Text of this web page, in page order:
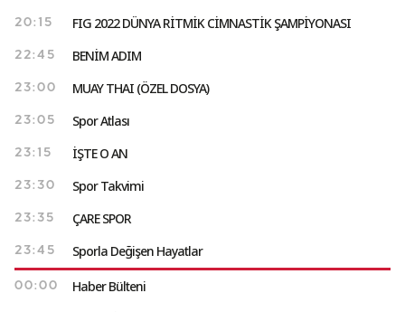
20:15 FIG 2022 DÜNYA RİTMİK CİMNASTİK ŞAMPİYONASI
22:45 BENİM ADIM
23:00 MUAY THAI (ÖZEL DOSYA)
23:05 Spor Atlası
23:15 İŞTE O AN
23:30 Spor Takvimi
23:35 ÇARE SPOR
23:45 Sporla Değişen Hayatlar
00:00 Haber Bülteni